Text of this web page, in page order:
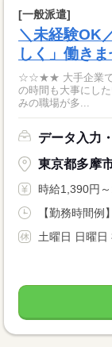
[一般派遣]
＼未経験OK
しく」働き
☆☆★★ 大手企業でのデータ
の時間も大事にしたい。 そ
みの職場が多...
データ入力
東京都多摩
時給1,390円
【勤務時間例
土曜日 日曜日